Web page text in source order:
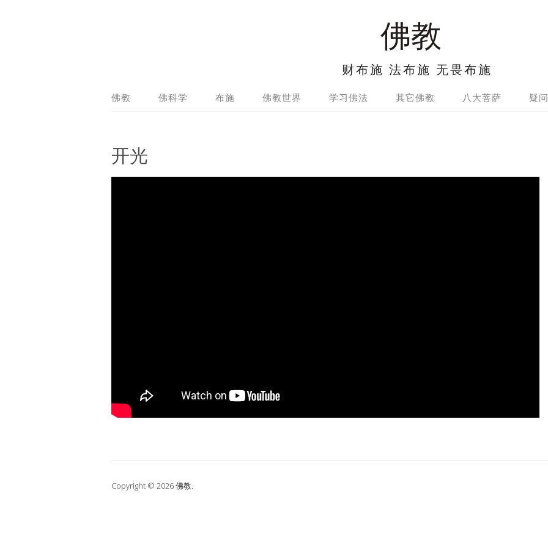
佛教
财布施 法布施 无畏布施
佛教 佛科学 布施 佛教世界 学习佛法 其它佛教 八大菩萨 疑问
开光
Copyright © 2026 佛教.